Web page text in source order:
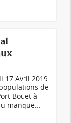
17 Avril 2019
de
Bouët à
manque...